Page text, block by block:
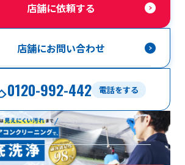
店舗に依頼する
店舗にお問い合わせ
電話をする
0120-992-442